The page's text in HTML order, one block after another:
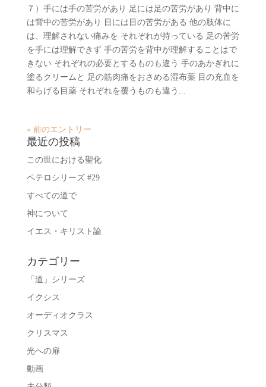
７）手には手の苦労があり 足には足の苦労があり 背中に
は背中の苦労があり 目には目の苦労がある 他の肢体に
は、理解されない痛みを それぞれが持っている 足の苦労
を手には理解できず 手の苦労を背中が理解することはで
きない それぞれの必要とするものも違う 手のあかぎれに
塗るクリームと 足の筋肉痛をおさめる湿布薬 目の充血を
和らげる目薬 それぞれを覆うものも違う...
« 前のエントリー
最近の投稿
この世における聖化
ペテロシリーズ #29
すべての道で
神について
イエス・キリスト論
カテゴリー
「道」シリーズ
イクシス
オーディオクラス
クリスマス
光への扉
動画